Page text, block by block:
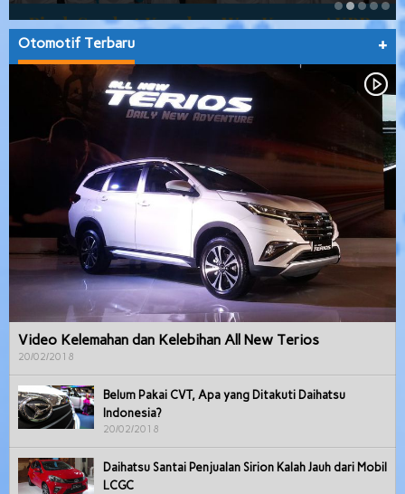
Otomotif Terbaru +
Video Kelemahan dan Kelebihan All New Terios
20/02/2018
Belum Pakai CVT, Apa yang Ditakuti Daihatsu
Indonesia?
20/02/2018
Daihatsu Santai Penjualan Sirion Kalah Jauh dari Mobil
LCGC